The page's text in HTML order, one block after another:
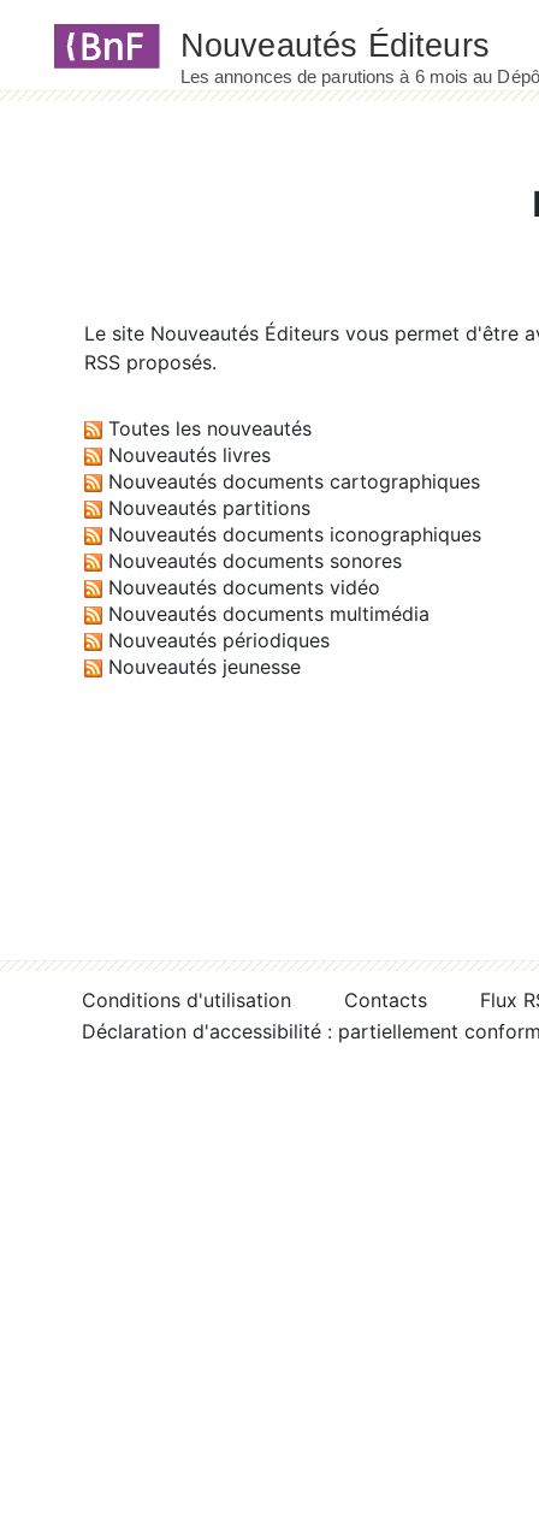
Le site Nouveautés Éditeurs vous permet d'être
RSS proposés.
Toutes les nouveautés
Nouveautés livres
Nouveautés documents cartographiques
Nouveautés partitions
Nouveautés documents iconographiques
Nouveautés documents sonores
Nouveautés documents vidéo
Nouveautés documents multimédia
Nouveautés périodiques
Nouveautés jeunesse
Conditions d'utilisation Contacts
Flux
Déclaration d'accessibilité : partiellement